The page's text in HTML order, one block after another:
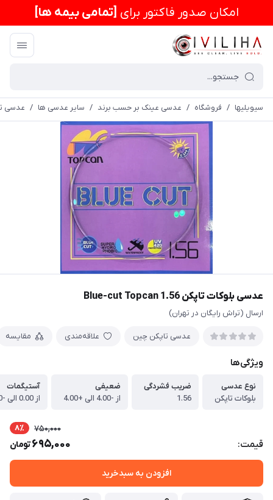
امكان صدور فاکتور برای [تمامی بیمه ها]
سیویلیها / فروشگاه / عدسی عینک بر حسب برند / سایر عدسی ها / عدسی
عدسی بلوکات تاپکن 1.56 Blue-cut Topcan
ارسال (تراش رایگان در تهران)
عدسی تاپکن چین علاقه‌مندی مقایسه
ویژگی‌ها
نوع عدسی
بلوکات تاپکن
ضریب فشردگی
1.56
ضعیفی
از -4.00 الی +4.00
آستیگمات
از 0.00 الی -4.00
قیمت:
750,000 8٪
695,000تومان
افزودن به سبدخرید